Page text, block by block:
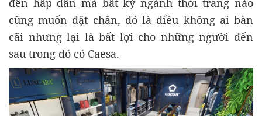
đến hấp dẫn mà bất kỳ ngành thời trang nào
cũng muốn đặt chân, đó là điều không ai bàn
cãi nhưng lại là bất lợi cho những người đến
sau trong đó có Caesa.